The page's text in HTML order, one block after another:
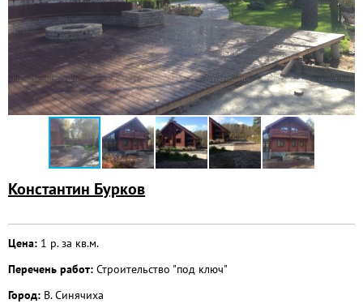
Константин Бурков
Цена: 1 р. за кв.м.
Перечень работ: Строительство "под ключ"
Город: В. Синячиха